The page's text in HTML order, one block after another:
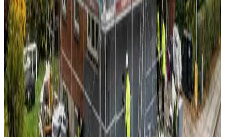
Alle ventilationsmærker